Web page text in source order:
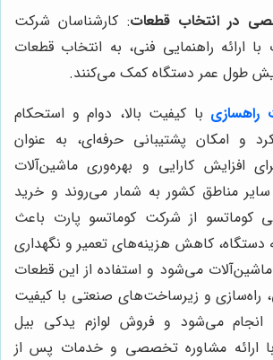
در انتخاب قطعات: کارشناسان شرکت
با ارائه راهنمایی فنی، به انتخاب قطعات
طول عمر دستگاه کمک می‌کنند.
راهسازی با کیفیت بالا، دوام و استحکام
و امکان پشتیبانی حرفه‌ای، به عنوان
افزایش کارایی و بهره‌وری ماشین‌آلات
مناطق کشور به شمار می‌روند و خرید
کوماتسو از شرکت کوماتسو پارت باعث
دستگاه، کاهش هزینه‌های تعمیر و نگهداری
می‌شود و استفاده از این قطعات
راه‌سازی و زیرساخت‌های صنعتی با کیفیت
انجام می‌شود و فروش لوازم یدکی بیل
ارائه مشاوره تخصصی و خدمات پس از